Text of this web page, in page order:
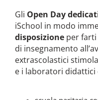
Gli Open Day dedicat
iSchool in modo
disposizioneper farti
di insegnamento
extrascolastici
e i laboratori didattici